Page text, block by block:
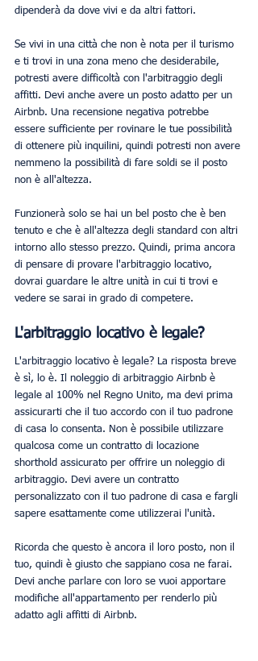
dipenderà da dove vivi e da altri fattori.
Se vivi in una città che non è nota per il turismo
e ti trovi in una zona meno che desiderabile,
potresti avere difficoltà con l'arbitraggio degli
affitti. Devi anche avere un posto adatto per un
Airbnb. Una recensione negativa potrebbe
essere sufficiente per rovinare le tue possibilità
di ottenere più inquilini, quindi potresti non avere
nemmeno la possibilità di fare soldi se il posto
non è all'altezza.
Funzionerà solo se hai un bel posto che è ben
tenuto e che è all'altezza degli standard con altri
intorno allo stesso prezzo. Quindi, prima ancora
di pensare di provare l'arbitraggio locativo,
dovrai guardare le altre unità in cui ti trovi e
vedere se sarai in grado di competere.
L'arbitraggio locativo è legale?
L'arbitraggio locativo è legale? La risposta breve
è sì, lo è. Il noleggio di arbitraggio Airbnb è
legale al 100% nel Regno Unito, ma devi prima
assicurarti che il tuo accordo con il tuo padrone
di casa lo consenta. Non è possibile utilizzare
qualcosa come un contratto di locazione
shorthold assicurato per offrire un noleggio di
arbitraggio. Devi avere un contratto
personalizzato con il tuo padrone di casa e fargli
sapere esattamente come utilizzerai l'unità.
Ricorda che questo è ancora il loro posto, non il
tuo, quindi è giusto che sappiano cosa ne farai.
Devi anche parlare con loro se vuoi apportare
modifiche all'appartamento per renderlo più
adatto agli affitti di Airbnb.